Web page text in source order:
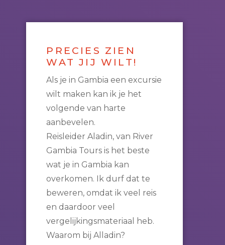
PRECIES ZIEN
WAT JIJ WILT!
Als je in Gambia een excursie
wilt maken kan ik je het
volgende van harte
aanbevelen.
Reisleider Aladin, van River
Gambia Tours is het beste
wat je in Gambia kan
overkomen. Ik durf dat te
beweren, omdat ik veel reis
en daardoor veel
vergelijkingsmateriaal heb.
Waarom bij Alladin?